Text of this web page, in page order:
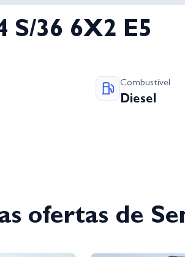
S/36 6X2 E5
Combustível
Diesel
ofertas de